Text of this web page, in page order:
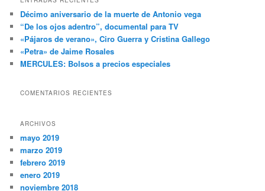
r
Décimo aniversario de la muerte de Antonio vega
“De los ojos adentro”, documental para TV
«Pájaros de verano», Ciro Guerra y Cristina Gallego
«Petra» de Jaime Rosales
MERCULES: Bolsos a precios especiales
COMENTARIOS RECIENTES
ARCHIVOS
mayo 2019
marzo 2019
febrero 2019
enero 2019
noviembre 2018